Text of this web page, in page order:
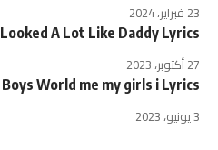
23 فبراير، 2024
Looked A Lot Like Daddy Lyrics
27 أكتوبر، 2023
Boys World me my girls i Lyrics
3 يونيو، 2023